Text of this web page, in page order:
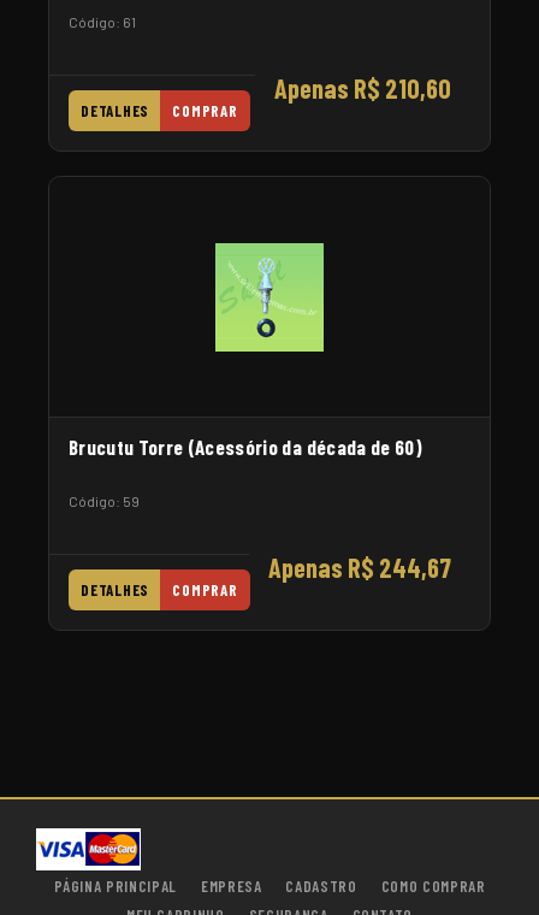
Código: 61
Apenas R$ 210,60
DETALHES COMPRAR
Brucutu Torre (Acessório da década de 60)
Código: 59
Apenas R$ 244,67
DETALHES COMPRAR
PÁGINA PRINCIPAL EMPRESA CADASTRO
COMO COMPRAR